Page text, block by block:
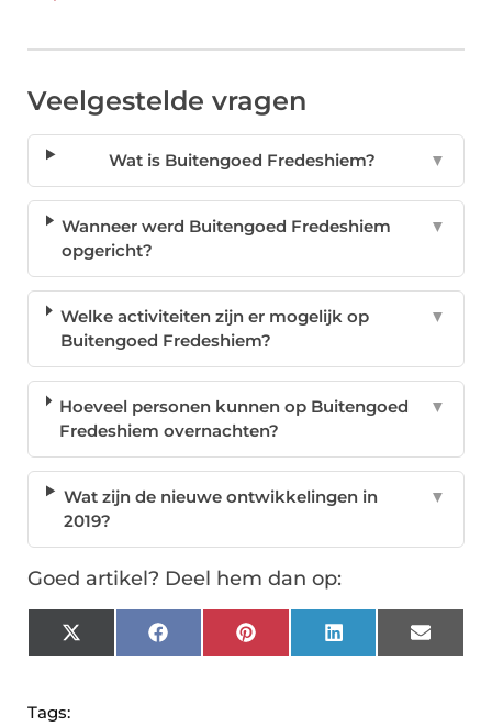
Veelgestelde vragen
Wat is Buitengoed Fredeshiem? ▼
Wanneer werd Buitengoed Fredeshiem
opgericht?
▼
Welke activiteiten zijn er mogelijk op
Buitengoed Fredeshiem?
▼
Hoeveel personen kunnen op Buitengoed
Fredeshiem overnachten?
▼
Wat zijn de nieuwe ontwikkelingen in
2019?
▼
Goed artikel? Deel hem dan op:
X
(Twitter)
FacebookPinterest LinkedIn Email
Tags: